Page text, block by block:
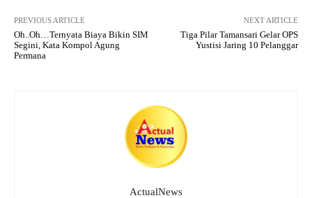
PREVIOUS ARTICLE
Oh..Oh…Ternyata Biaya Bikin SIM
Segini, Kata Kompol Agung
Permana
NEXT ARTICLE
Tiga Pilar Tamansari Gelar OPS
Yustisi Jaring 10 Pelanggar
ActualNews